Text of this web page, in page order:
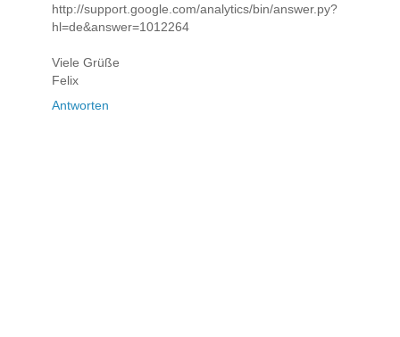
http://support.google.com/analytics/bin/answer.py?
hl=de&answer=1012264
Viele Grüße
Felix
Antworten